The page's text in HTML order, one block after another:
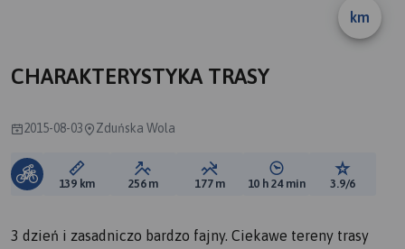
km
CHARAKTERYSTYKA TRASY
2015-08-03 Zduńska Wola
Długość trasy:
139 km Suma przewyższeń:
256 m Suma spadków:
177 m Średni czas potrzebny
10 h 24 min Ocena
3.9/6
3 dzień i zasadniczo bardzo fajny. Ciekawe tereny trasy